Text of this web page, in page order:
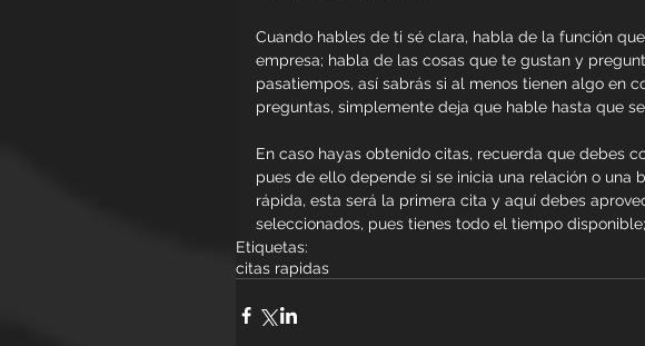
Cuando hables de ti sé clara, habla de la función
empresa; habla de las cosas que te gustan y
pasatiempos, así sabrás si al menos tienen algo en
preguntas, simplemente deja que hable hasta que
En caso hayas obtenido citas, recuerda que debes
pues de ello depende si se inicia una relación o una
rápida, esta será la primera cita y aquí debes
seleccionados, pues tienes todo el tiempo
Etiquetas:
citas rapidas